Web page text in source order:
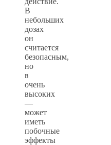
В
небольших
дозах
он
считается
безопасным,
но
в
очень
высоких
—
может
иметь
побочные
эффекты